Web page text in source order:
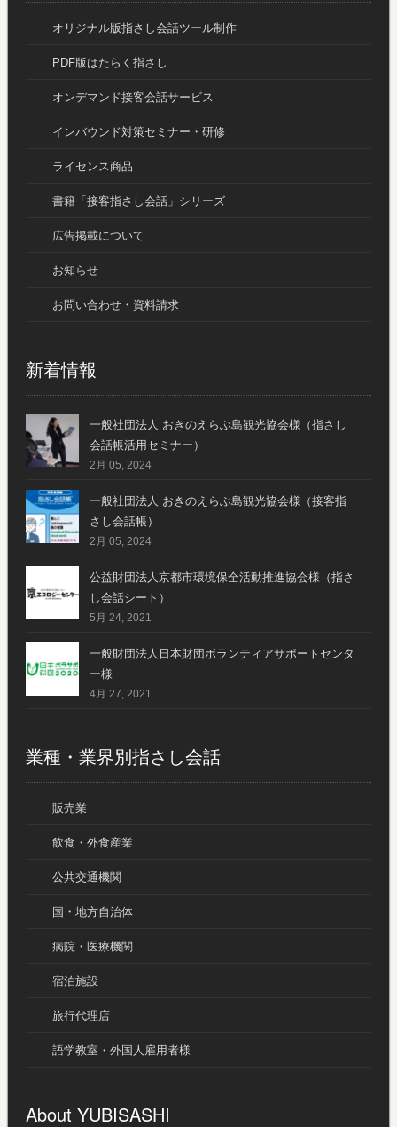
オリジナル版指さし会話ツール制作
PDF版はたらく指さし
オンデマンド接客会話サービス
インバウンド対策セミナー・研修
ライセンス商品
書籍「接客指さし会話」シリーズ
広告掲載について
お知らせ
お問い合わせ・資料請求
新着情報
一般社団法人 おきのえらぶ島観光協会様（指さし
会話帳活用セミナー）
2月 05, 2024
一般社団法人 おきのえらぶ島観光協会様（接客指
さし会話帳）
2月 05, 2024
公益財団法人京都市環境保全活動推進協会様（指さ
し会話シート）
5月 24, 2021
一般財団法人日本財団ボランティアサポートセンタ
ー様
4月 27, 2021
業種・業界別指さし会話
販売業
飲食・外食産業
公共交通機関
国・地方自治体
病院・医療機関
宿泊施設
旅行代理店
語学教室・外国人雇用者様
About YUBISASHI